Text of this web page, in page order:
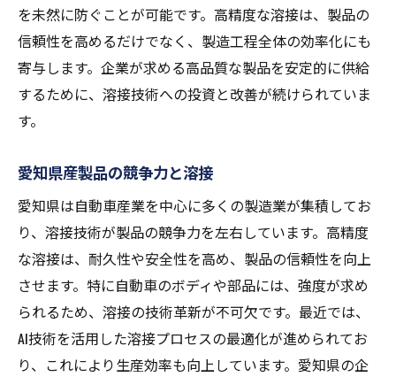
を未然に防ぐことが可能です。高精度な溶接は、製品の
信頼性を高めるだけでなく、製造工程全体の効率化にも
寄与します。企業が求める高品質な製品を安定的に供給
するために、溶接技術への投資と改善が続けられていま
す。
愛知県産製品の競争力と溶接
愛知県は自動車産業を中心に多くの製造業が集積してお
り、溶接技術が製品の競争力を左右しています。高精度
な溶接は、耐久性や安全性を高め、製品の信頼性を向上
させます。特に自動車のボディや部品には、強度が求め
られるため、溶接の技術革新が不可欠です。最近では、
AI技術を活用した溶接プロセスの最適化が進められてお
り、これにより生産効率も向上しています。愛知県の企